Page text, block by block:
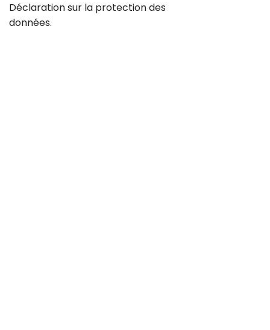
Déclaration sur la protection des
données.